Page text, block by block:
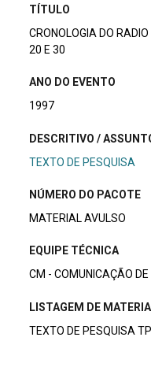
TÍTULO
CRONOLOGIA DO
20 E 30
ANO DO EVENTO
1997
DESCRITIVO /
TEXTO DE PESQUISA
NÚMERO DO PACOTE
MATERIAL AVULSO
EQUIPE TÉCNICA
CM - COMUNICAÇÃO
LISTAGEM DE
TEXTO DE PESQUISA